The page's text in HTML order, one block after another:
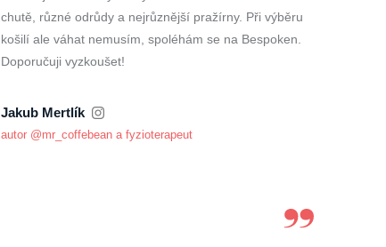
chutě, různé odrůdy a nejrůznější pražírny. Při výběru
košilí ale váhat nemusím, spoléhám se na Bespoken.
Doporučuji vyzkoušet!
Jakub Mertlík
autor @mr_coffebean a fyzioterapeut